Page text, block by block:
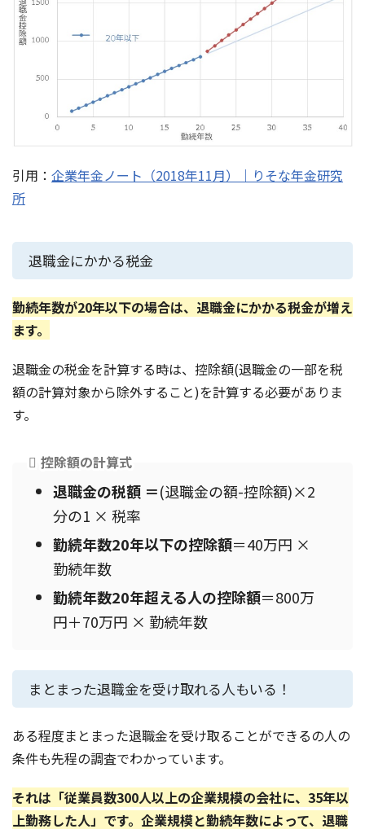
引用： 企業年金ノート（2018年11月）｜りそな年金研究
所
退職金にかかる税金
勤続年数が20年以下の場合は、退職金にかかる税金が増え
ます。
退職金の税金を計算する時は、控除額(退職金の一部を税
額の計算対象から除外すること)を計算する必要がありま
す。
控除額の計算式
退職金の税額 ＝(退職金の額-控除額)×2
分の1 × 税率
勤続年数20年以下の控除額＝40万円 ×
勤続年数
勤続年数20年超える人の控除額＝800万
円＋70万円 × 勤続年数
まとまった退職金を受け取れる人もいる！
ある程度まとまった退職金を受け取ることができるの人の
条件も先程の調査でわかっています。
それは「従業員数300人以上の企業規模の会社に、35年以
上勤務した人」です。企業規模と勤続年数によって、退職